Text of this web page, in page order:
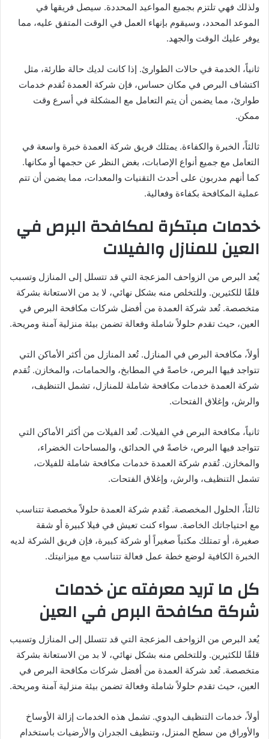
ولذلك فهي تلتزم بجميع المواعيد المحددة. سيصل فريقها في
الموعد المحدد، وسيقوم بإنهاء العمل في الوقت المتفق عليه، مما
يوفر عليك الوقت والجهد.
ثانياً، الخدمة في حالات الطوارئ. إذا كانت لديك حالة طارئة، مثل
اكتشاف البرص في مكان حساس، فإن شركة العمدة تُقدم خدمات
طوارئ، مما يضمن أن يتم التعامل مع المشكلة في أسرع وقت
ممكن.
ثالثاً، الخبرة والكفاءة. يمتلك فريق شركة العمدة خبرة واسعة في
التعامل مع جميع أنواع الإصابات، بغض النظر عن حجمها أو مكانها.
كما أنهم مدربون على أحدث التقنيات والمعدات، مما يضمن أن تتم
عملية المكافحة بكفاءة وفعالية.
خدمات مبتكرة لمكافحة البرص في
العين للمنازل والفيلات
يُعد البرص من الزواحف المزعجة التي قد تتسلل إلى المنازل وتسبب
قلقًا للكثيرين. وللتخلص منه بشكل نهائي، لا بد من الاستعانة بشركة
متخصصة. تُعد شركة العمدة من أفضل شركات مكافحة البرص في
العين، حيث تقدم حلولاً شاملة وفعالة تضمن بيئة منزلية آمنة ومريحة.
أولاً، مكافحة البرص في المنازل. تُعد المنازل من أكثر الأماكن التي
تتواجد فيها البرص، خاصةً في المطابخ، والحمامات، والمخازن. تُقدم
شركة العمدة خدمات مكافحة شاملة للمنازل، تشمل التنظيف،
والرش، وإغلاق الفتحات.
ثانياً، مكافحة البرص في الفيلات. تُعد الفيلات من أكثر الأماكن التي
تتواجد فيها البرص، خاصةً في الحدائق، والمساحات الخضراء،
والمخازن. تُقدم شركة العمدة خدمات مكافحة شاملة للفيلات،
تشمل التنظيف، والرش، وإغلاق الفتحات.
ثالثاً، الحلول المخصصة. تُقدم شركة العمدة حلولاً مخصصة تتناسب
مع احتياجاتك الخاصة. سواء كنت تعيش في فيلا كبيرة أو شقة
صغيرة، أو تمتلك مكتباً صغيراً أو شركة كبيرة، فإن فريق الشركة لديه
الخبرة الكافية لوضع خطة عمل فعالة تتناسب مع ميزانيتك.
كل ما تريد معرفته عن خدمات
شركة مكافحة البرص في العين
يُعد البرص من الزواحف المزعجة التي قد تتسلل إلى المنازل وتسبب
قلقًا للكثيرين. وللتخلص منه بشكل نهائي، لا بد من الاستعانة بشركة
متخصصة. تُعد شركة العمدة من أفضل شركات مكافحة البرص في
العين، حيث تقدم حلولاً شاملة وفعالة تضمن بيئة منزلية آمنة ومريحة.
أولاً، خدمات التنظيف اليدوي. تشمل هذه الخدمات إزالة الأوساخ
والأوراق من سطح المنزل، وتنظيف الجدران والأرضيات باستخدام